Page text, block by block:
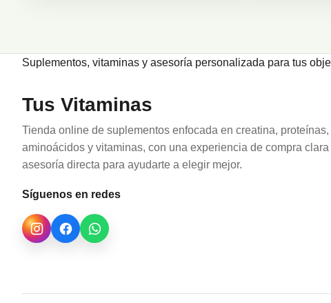
Suplementos, vitaminas y asesoría personalizada para tus
Tus Vitaminas
Tienda online de suplementos enfocada en creatina, proteínas,
aminoácidos y vitaminas, con una experiencia de compra clara
asesoría directa para ayudarte a elegir mejor.
Síguenos en redes